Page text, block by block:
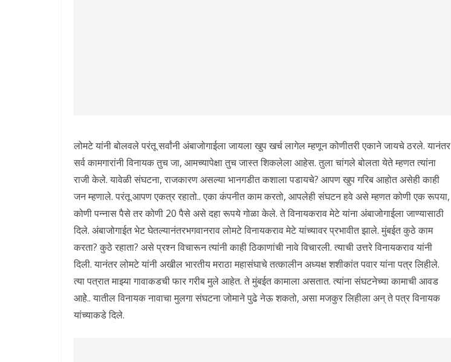
लोमटे यांनी बोलवले परंतू सर्वांनी अंबाजोगाईला जायला खुप खर्च लागेल म्हणून कोणीतरी एकाने जायचे ठरले. यानंतर
सर्व कामगारांनी विनायक तुच जा, आमच्यापेक्षा तुच जास्त शिकलेला आहेस. तुला चांगले बोलता येते म्हणत त्यांना
राजी केले. यावेळी संघटना, राजकारण असल्या भानगडीत कशाला पडायचे? आपण खुप गरिब आहोत असेही काही
जन म्हणाले. परंतू आपण एकत्र रहातो.. एका कंपनीत काम करतो, आपलेही संघटन हवे असे म्हणत कोणी एक रूपया,
कोणी पन्नास पैसे तर कोणी 20 पैसे असे दहा रूपये गोळा केले. ते विनायकराव मेटे यांना अंबाजोगाईला जाण्यासाठी
दिले. अंबाजोगाईत भेट घेतल्यानंतरभगवानराव लोमटे विनायकराव मेटे यांच्यावर प्रभावीत झाले. मुंबईत कुठे काम
करता? कुठे रहाता? असे प्रश्‍न विचारून त्यांनी काही ठिकाणांची नावे विचारली. त्याची उत्तरे विनायकराव यांनी
दिली. यानंतर लोमटे यांनी अखील भारतीय मराठा महासंघाचे तत्कालीन अध्यक्ष शशीकांत पवार यांना पत्र लिहीले.
त्या पत्रात माझ्या गावाकडची फार गरीब मुले आहेत. ते मुंबईत कामाला असतात. त्यांना संघटनेच्या कामाची आवड
आहेे.. यातील विनायक नावाचा मुलगा संघटना जोमाने पुढे नेऊ शकतो, असा मजकुर लिहीला अन् ते पत्र विनायक
यांच्याकडे दिले.